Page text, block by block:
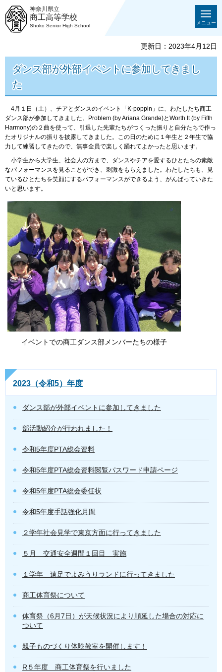
神奈川県立
商工高等学校
Shoko Senior High School
メニュー
更新日：2023年4月12日
ダンス部が外部イベントに参加してきまし
た
4月１日（土）、チアとダンスのイベント「K-poppin」に、わたしたち商工
ダンス部が参加してきました。Problem (by Ariana Grande)とWorth It (by Fifth
Harmony)の２曲を使って、引退した先輩たちがつくった振りと自分たちで作っ
たオリジナルの振りを披露してきました。この日のために１年生と２年生で協
力して練習してきたので、無事全員で楽しく踊れてよかったと思います。
小学生から大学生、社会人の方まで、ダンスやチアを愛するひとたちの素敵
なパフォーマンスを見ることができ、刺激をもらえました。わたしたちも、見
ているひとたちを笑顔にするパフォーマンスができるよう、がんばっていきた
いと思います。
イベントでの商工ダンス部メンバーたちの様子
2023（令和5）年度
ダンス部が外部イベントに参加してきました
部活動紹介が行われました！
令和5年度PTA総会資料
令和5年度PTA総会資料閲覧パスワード申請ページ
令和5年度PTA総会委任状
令和5年度手話強化月間
２学年社会見学で東京方面に行ってきました
５月 交通安全週間１回目 実施
１学年 遠足でよみうりランドに行ってきました
商工体育祭について
体育祭（6月7日）が天候状況により順延した場合の対応に
ついて
親子ものづくり体験教室を開催します！
R５年度 商工体育祭を行いました